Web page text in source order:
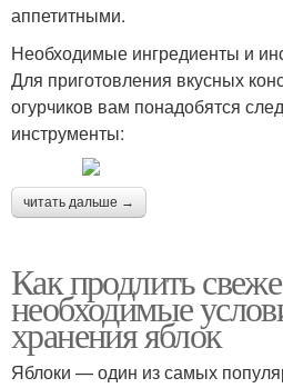
аппетитными.
Необходимые ингредиенты и
Для приготовления вкусных
огурчиков вам понадобятся
инструменты:
читать дальше →
Как продлить
необходимые
хранения яблок
Яблоки — один из самых